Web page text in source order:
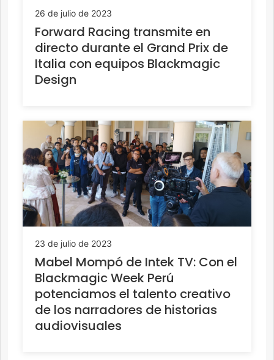
26 de julio de 2023
Forward Racing transmite en
directo durante el Grand Prix de
Italia con equipos Blackmagic
Design
23 de julio de 2023
Mabel Mompó de Intek TV: Con el
Blackmagic Week Perú
potenciamos el talento creativo
de los narradores de historias
audiovisuales